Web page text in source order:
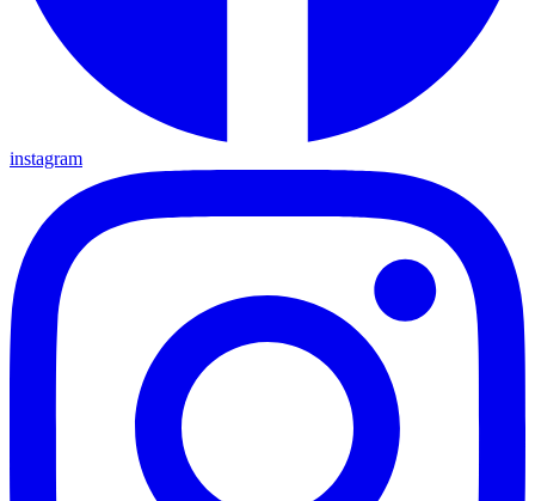
instagram